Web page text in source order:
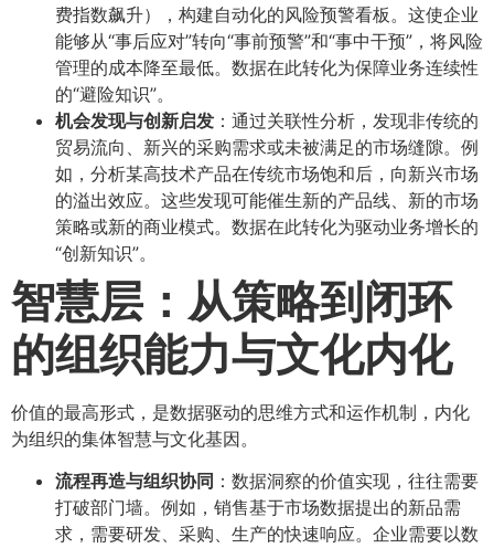
费指数飙升），构建自动化的风险预警看板。这使企业
能够从“事后应对”转向“事前预警”和“事中干预”，将风险
管理的成本降至最低。数据在此转化为保障业务连续性
的“避险知识”。
机会发现与创新启发 ：通过关联性分析，发现非传统的
贸易流向、新兴的采购需求或未被满足的市场缝隙。例
如，分析某高技术产品在传统市场饱和后，向新兴市场
的溢出效应。这些发现可能催生新的产品线、新的市场
策略或新的商业模式。数据在此转化为驱动业务增长的
“创新知识”。
智慧层：从策略到闭环
的组织能力与文化内化
价值的最高形式，是数据驱动的思维方式和运作机制，内化
为组织的集体智慧与文化基因。
流程再造与组织协同 ：数据洞察的价值实现，往往需要
打破部门墙。例如，销售基于市场数据提出的新品需
求，需要研发、采购、生产的快速响应。企业需要以数